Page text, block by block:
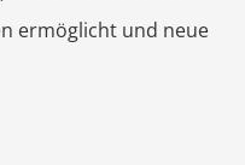
ermöglicht und neue